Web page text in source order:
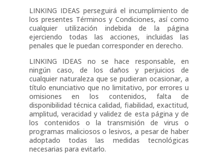
LINKING IDEAS perseguirá el incumplimiento de
los presentes Términos y Condiciones, así como
cualquier utilización indebida de la página
ejerciendo todas las acciones, incluidas las
penales que le puedan corresponder en derecho.
LINKING IDEAS no se hace responsable, en
ningún caso, de los daños y perjuicios de
cualquier naturaleza que se pudieran ocasionar, a
título enunciativo que no limitativo, por errores u
omisiones en los contenidos, falta de
disponibilidad técnica calidad, fiabilidad, exactitud,
amplitud, veracidad y validez de esta página y de
los contenidos o la transmisión de virus o
programas maliciosos o lesivos, a pesar de haber
adoptado todas las medidas tecnológicas
necesarias para evitarlo.